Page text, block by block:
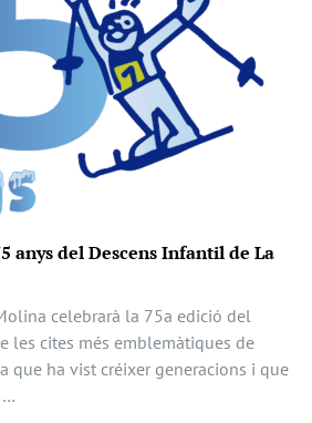
anys del Descens Infantil de La
celebrarà la 75a edició del
les cites més emblemàtiques de
que ha vist créixer generacions i que
…